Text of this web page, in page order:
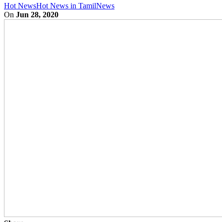
Hot NewsHot News in TamilNews
On Jun 28, 2020